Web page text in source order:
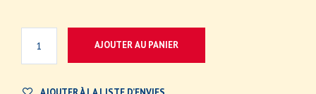
AJOUTER AU PANIER